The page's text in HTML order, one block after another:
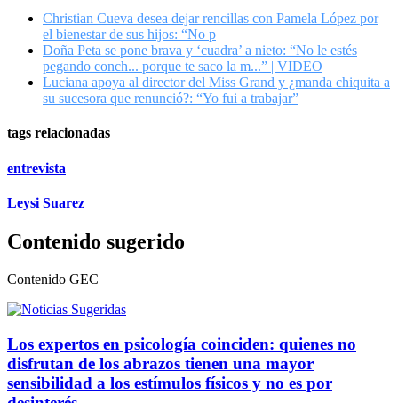
Christian Cueva desea dejar rencillas con Pamela López por
el bienestar de sus hijos: “No p
Doña Peta se pone brava y ‘cuadra’ a nieto: “No le estés
pegando conch... porque te saco la m...” | VIDEO
Luciana apoya al director del Miss Grand y ¿manda chiquita a
su sucesora que renunció?: “Yo fui a trabajar”
tags relacionadas
entrevista
Leysi Suarez
Contenido sugerido
Contenido GEC
Los expertos en psicología coinciden: quienes no
disfrutan de los abrazos tienen una mayor
sensibilidad a los estímulos físicos y no es por